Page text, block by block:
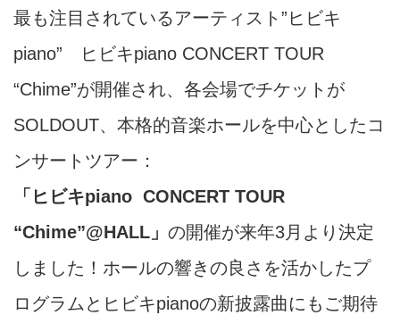
最も注目されているアーティスト”ヒビキ
piano”
ヒビキpiano CONCERT TOUR
“Chime”が開催され、各会場でチケットが
SOLDOUT、 本格的音楽ホールを中心としたコ
ンサートツアー：
「ヒビキpiano CONCERT TOUR
“Chime”@HALL」 の開催が来年3月より決定
しました！ホールの響きの良さを活かしたプ
ログラムとヒビキpianoの新披露曲にもご期待